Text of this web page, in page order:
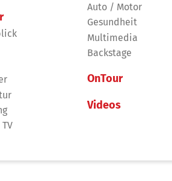
Auto / Motor
Gesundheit
Multimedia
Backstage
OnTour
Videos